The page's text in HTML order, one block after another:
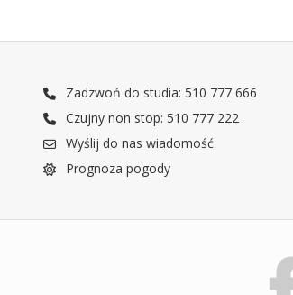
Zadzwoń do studia: 510 777 666
Czujny non stop: 510 777 222
Wyślij do nas wiadomość
Prognoza pogody